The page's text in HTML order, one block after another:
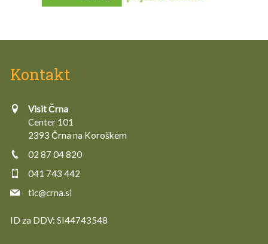
Kontakt
Visit Črna
Center 101
2393 Črna na Koroškem
02 87 04 820
041 743 442
tic@crna.si
ID za DDV: SI44743548